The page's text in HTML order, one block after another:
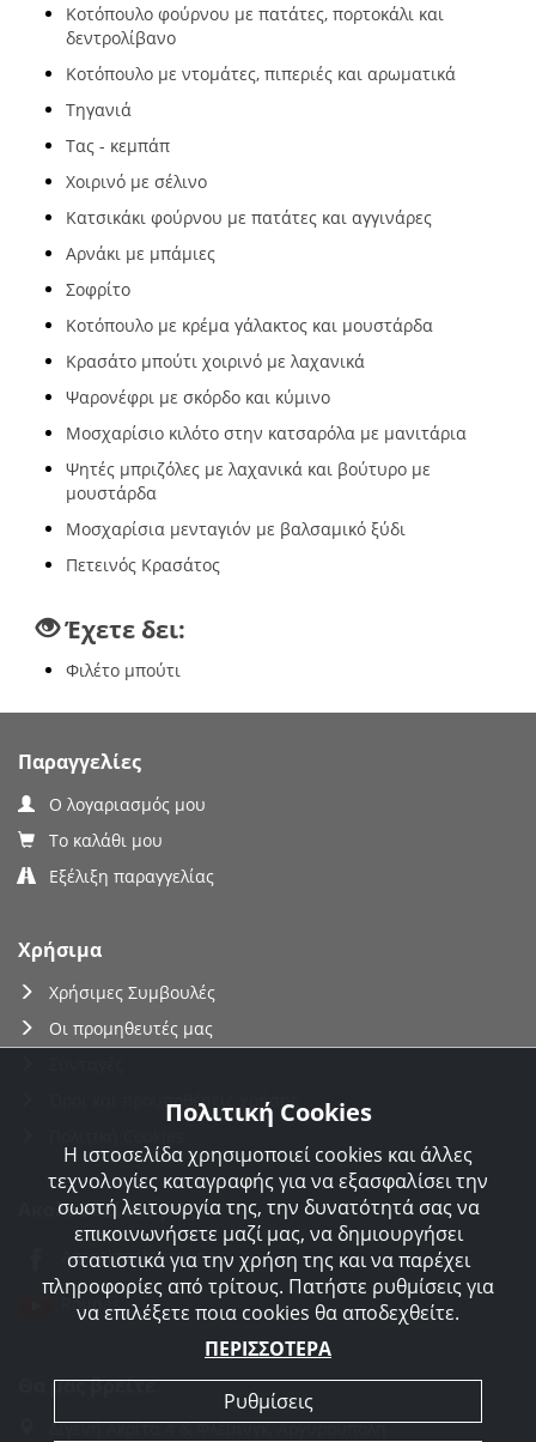
Κοτόπουλο φούρνου με πατάτες, πορτοκάλι και
δεντρολίβανο
Κοτόπουλο με ντομάτες, πιπεριές και αρωματικά
Τηγανιά
Τας - κεμπάπ
Χοιρινό με σέλινο
Κατσικάκι φούρνου με πατάτες και αγγινάρες
Αρνάκι με μπάμιες
Σοφρίτο
Κοτόπουλο με κρέμα γάλακτος και μουστάρδα
Κρασάτο μπούτι χοιρινό με λαχανικά
Ψαρονέφρι με σκόρδο και κύμινο
Μοσχαρίσιο κιλότο στην κατσαρόλα με μανιτάρια
Ψητές μπριζόλες με λαχανικά και βούτυρο με
μουστάρδα
Μοσχαρίσια μενταγιόν με βαλσαμικό ξύδι
Πετεινός Κρασάτος
Έχετε δει:
Φιλέτο μπούτι
Παραγγελίες
Ο λογαριασμός μου
Το καλάθι μου
Εξέλιξη παραγγελίας
Χρήσιμα
Χρήσιμες Συμβουλές
Οι προμηθευτές μας
Όροι και προϋποθέσεις χρήσης
Ακολουθείστε μας
Agorakreatonroupas
Roupas
Θα μας βρείτε
Διγενή Ακρίτα 4 & Φλέμινγκ, Αργυρούπολη
Πολιτική Cookies
Η ιστοσελίδα χρησιμοποιεί cookies και άλλες
τεχνολογίες καταγραφής για να εξασφαλίσει την
σωστή λειτουργία της, την δυνατότητά σας να
επικοινωνήσετε μαζί μας, να δημιουργήσει
στατιστικά για την χρήση της και να παρέχει
πληροφορίες από τρίτους. Πατήστε ρυθμίσεις για
να επιλέξετε ποια cookies θα αποδεχθείτε.
ΠΕΡΙΣΣΟΤΕΡΑ
Ρυθμίσεις